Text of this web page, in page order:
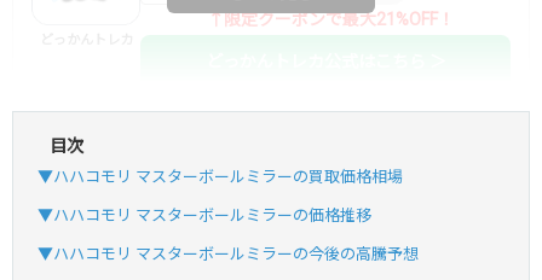
↑限定クーポンで最大21%OFF！
おりパンダ
・新規登録で6種類アド確解禁
SVGC7P コードコピー
目次
▼ハハコモリ マスターボールミラーの買取価格相場
▼ハハコモリ マスターボールミラーの価格推移
▼ハハコモリ マスターボールミラーの今後の高騰予想